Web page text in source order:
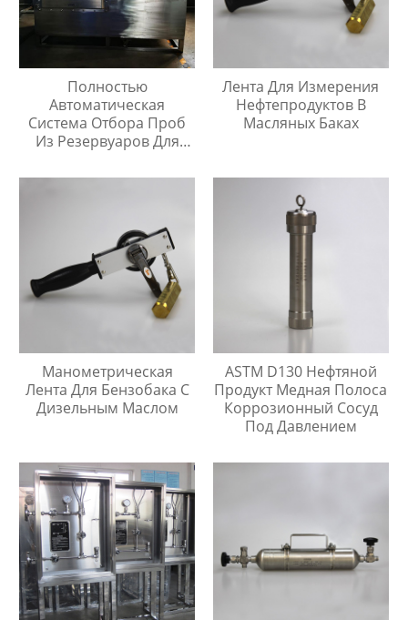
Полностью
Автоматическая
Система Отбора Проб
Из Резервуаров Для
Любой Высоте
Лента Для Измерения
Нефтепродуктов В
Масляных Баках
Манометрическая
Лента Для Бензобака С
Дизельным Маслом
ASTM D130 Нефтяной
Продукт Медная Полоса
Коррозионный Сосуд
Под Давлением